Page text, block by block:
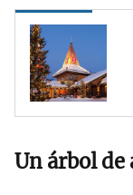
Un árbol